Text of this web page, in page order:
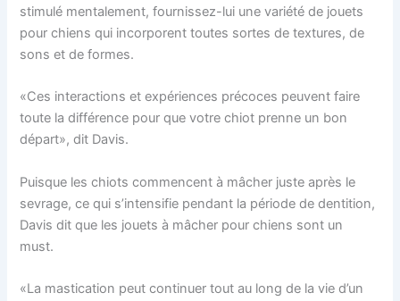
stimulé mentalement, fournissez-lui une variété de jouets
pour chiens qui incorporent toutes sortes de textures, de
sons et de formes.
«Ces interactions et expériences précoces peuvent faire
toute la différence pour que votre chiot prenne un bon
départ», dit Davis.
Puisque les chiots commencent à mâcher juste après le
sevrage, ce qui s’intensifie pendant la période de dentition,
Davis dit que les jouets à mâcher pour chiens sont un
must.
«La mastication peut continuer tout au long de la vie d’un